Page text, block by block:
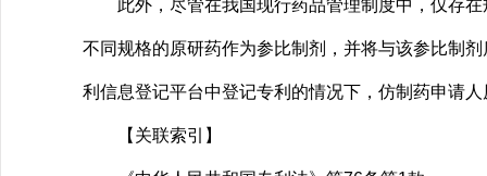
此外，尽管在我国现行药品管理制度中，仅存在
不同规格的原研药作为参比制剂，并将与该参比制
利信息登记平台中登记专利的情况下，仿制药申请
【关联索引】